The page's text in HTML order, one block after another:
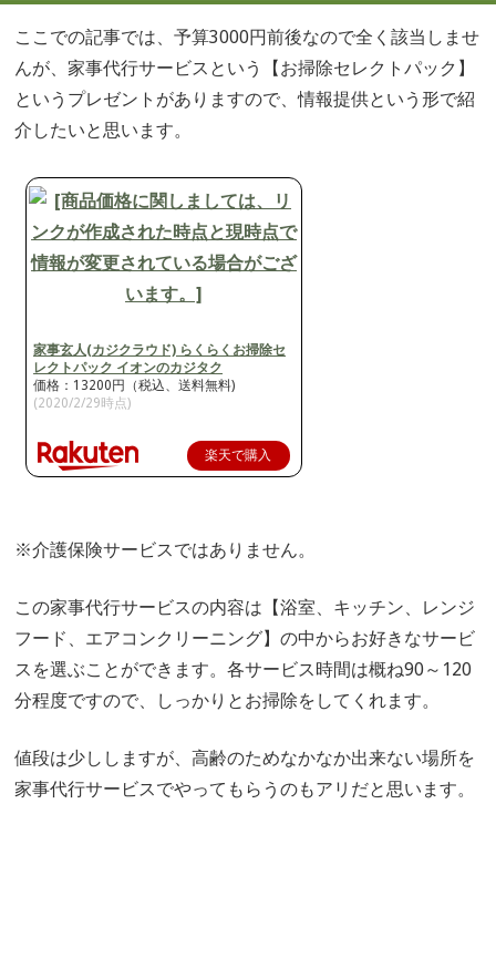
ここでの記事では、予算3000円前後なので全く該当しませ
んが、家事代行サービスという【お掃除セレクトパック】
というプレゼントがありますので、情報提供という形で紹
介したいと思います。
家事玄人(カジクラウド) らくらくお掃除セ
レクトパック イオンのカジタク
価格：13200円（税込、送料無料)
(2020/2/29時点)
楽天で購入
※介護保険サービスではありません。
この家事代行サービスの内容は【浴室、キッチン、レンジ
フード、エアコンクリーニング】の中からお好きなサービ
スを選ぶことができます。各サービス時間は概ね90～120
分程度ですので、しっかりとお掃除をしてくれます。
値段は少ししますが、高齢のためなかなか出来ない場所を
家事代行サービスでやってもらうのもアリだと思います。